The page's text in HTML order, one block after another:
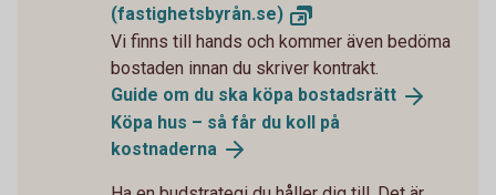
(fastighetsbyrån.se)
Vi finns till hands och kommer även bedöma
bostaden innan du skriver kontrakt.
Guide om du ska köpa bostadsrätt
Köpa hus – så får du koll på
kostnaderna